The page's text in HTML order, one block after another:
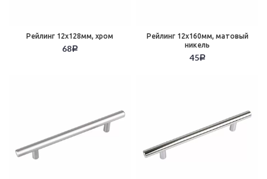
Рейлинг 12х128мм, хром
68Р
Рейлинг 12х160мм, матовый
никель
45Р